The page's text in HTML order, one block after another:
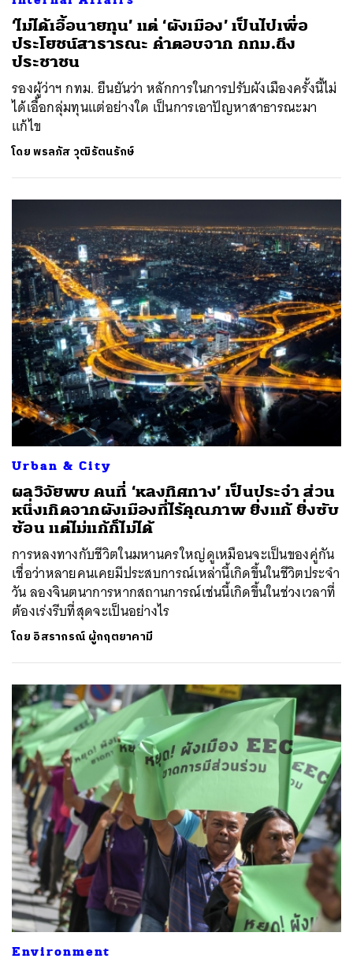
‘ไม่ได้เอื้อนายทุน’ แต่ ‘ผังเมือง’ เป็นไปเพื่อ
ประโยชน์สาธารณะ คำตอบจาก กทม.ถึง
ประชาชน
รองผู้ว่าฯ กทม. ยืนยันว่า หลักการในการปรับผังเมืองครั้งนี้ไม่
ได้เอื้อกลุ่มทุนแต่อย่างใด เป็นการเอาปัญหาสาธารณะมา
แก้ไข
โดยพรลภัส วุฒิรัตนรักษ์
Urban & City
ผลวิจัยพบ คนที่ ‘หลงทิศทาง’ เป็นประจำ ส่วน
หนึ่งเกิดจากผังเมืองที่ไร้คุณภาพ ยิ่งแก้ ยิ่งซับ
ซ้อน แต่ไม่แก้ก็ไม่ได้
การหลงทางกับชีวิตในมหานครใหญ่ดูเหมือนจะเป็นของคู่กัน
เชื่อว่าหลายคนเคยมีประสบการณ์เหล่านี้เกิดขึ้นในชีวิตประจำ
วัน ลองจินตนาการหากสถานการณ์เช่นนี้เกิดขึ้นในช่วงเวลาที่
ต้องเร่งรีบที่สุดจะเป็นอย่างไร
โดย อิสรากรณ์ ผู้กฤตยาคามี
Environment
ค้นหา
SHARE TWEET LINE EMAIL